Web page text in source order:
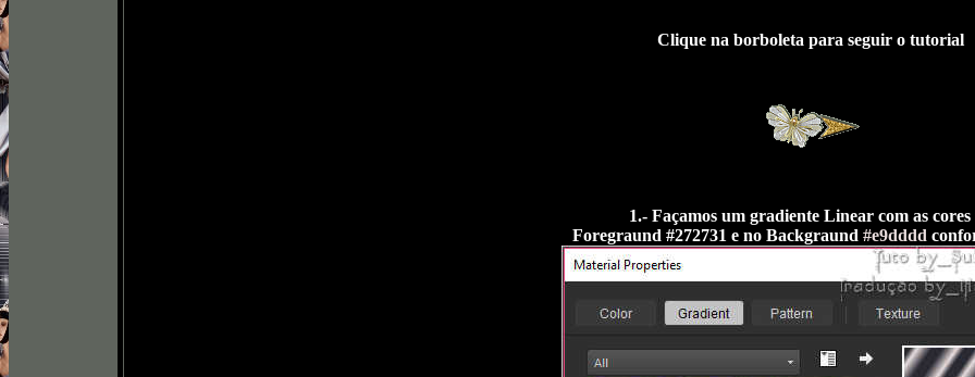
Clique na borboleta para seguir o tutorial
1.- Façamos um gradiente Linear com as cores
Foregraund #272731 e no Backgraund #e9dddd